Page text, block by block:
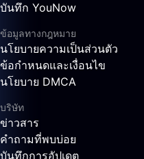
บันทึก YouNow
ข้อมูลทางกฎหมาย
นโยบายความเป็นส่วนตัว
ข้อกำหนดและเงื่อนไข
นโยบาย DMCA
บริษัท
ข่าวสาร
คำถามที่พบบ่อย
บันทึกการอัปเดต